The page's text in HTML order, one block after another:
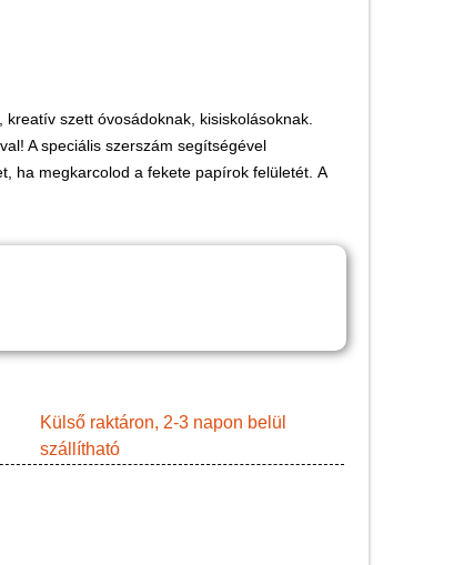
szett óvosádoknak, kisiskolásoknak.
A speciális szerszám segítségével
ha megkarcolod a fekete papírok felületét. A
Külső raktáron, 2-3 napon belül
szállítható
Intelligens gyurma
Kreatív játék
gyerekajándékok
LOGICO
LÜK